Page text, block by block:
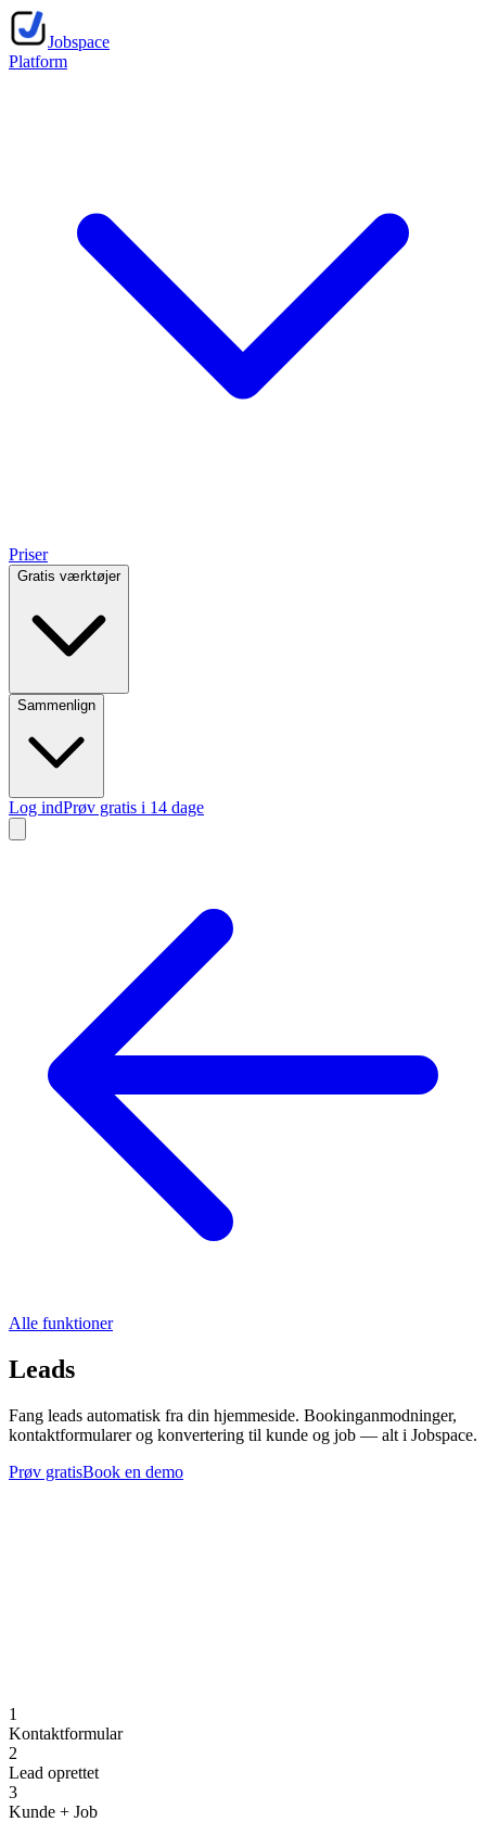
Jobspace
Platform
Priser
Gratis værktøjer
Sammenlign
Log indPrøv gratis i 14 dage
Alle funktioner
Leads
Fang leads automatisk fra din hjemmeside. Bookinganmodninger,
kontaktformularer og konvertering til kunde og job — alt i Jobspace.
Prøv gratisBook en demo
1
Kontaktformular
2
Lead oprettet
3
Kunde + Job